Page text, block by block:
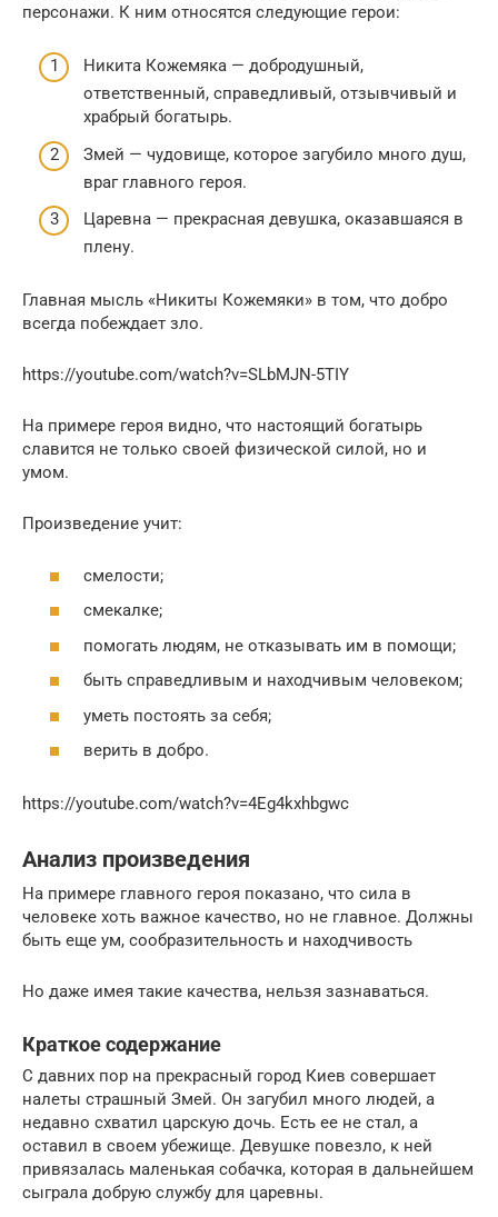
персонажи. К ним относятся следующие герои:
Никита Кожемяка — добродушный,
ответственный, справедливый, отзывчивый и
храбрый богатырь.
Змей — чудовище, которое загубило много душ,
враг главного героя.
Царевна — прекрасная девушка, оказавшаяся в
плену.
Главная мысль «Никиты Кожемяки» в том, что добро
всегда побеждает зло.
https://youtube.com/watch?v=SLbMJN-5TIY
На примере героя видно, что настоящий богатырь
славится не только своей физической силой, но и
умом.
Произведение учит:
смелости;
смекалке;
помогать людям, не отказывать им в помощи;
быть справедливым и находчивым человеком;
уметь постоять за себя;
верить в добро.
https://youtube.com/watch?v=4Eg4kxhbgwc
Анализ произведения
На примере главного героя показано, что сила в
человеке хоть важное качество, но не главное. Должны
быть еще ум, сообразительность и находчивость
Но даже имея такие качества, нельзя зазнаваться.
Краткое содержание
С давних пор на прекрасный город Киев совершает
налеты страшный Змей. Он загубил много людей, а
недавно схватил царскую дочь. Есть ее не стал, а
оставил в своем убежище. Девушке повезло, к ней
привязалась маленькая собачка, которая в дальнейшем
сыграла добрую службу для царевны.